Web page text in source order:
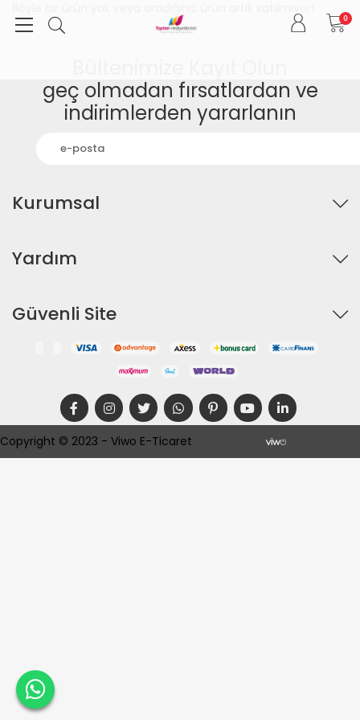
0
geç olmadan fırsatlardan ve
indirimlerden yararlanın
Kurumsal
Yardım
Güvenli Site
Copyright © 2023 - Viwo E-Ticaret